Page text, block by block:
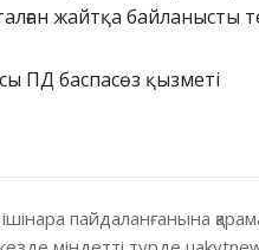
жайтқа байланысты
ПД баспасөз қызметі
пайдаланғанына